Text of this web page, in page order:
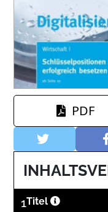
PDF
1Titel